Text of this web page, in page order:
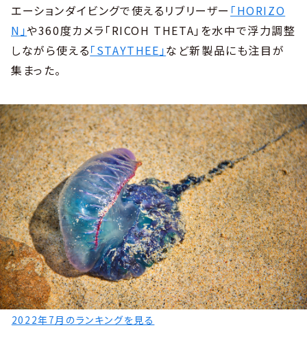
エーションダイビングで使えるリブリーザー 「HORIZO
N」や360度カメラ「RICOH THETA」を水中で浮力調整
しながら使える「STAYTHEE」など新製品にも注目が
集まった。
2022年7月のランキングを見る